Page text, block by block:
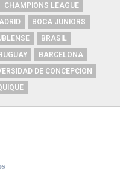
CHAMPIONS LEAGUE
BOCA JUNIORS
BRASIL
BARCELONA
DE CONCEPCIÓN